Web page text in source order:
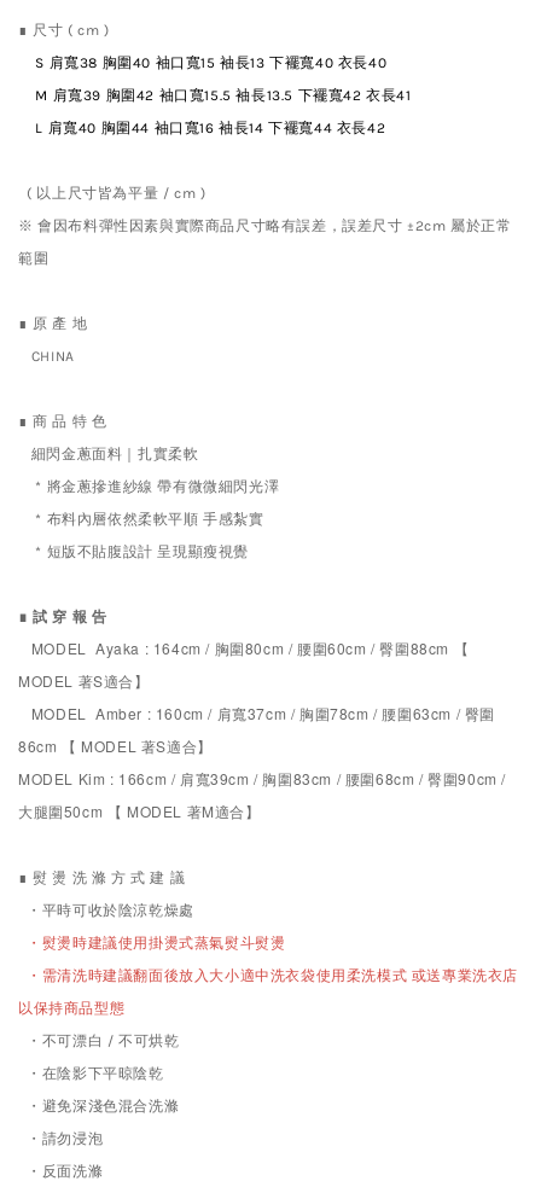
∎ 尺寸 ( cm )
S 肩寬38 胸圍40 袖口寬15 袖長13 下襬寬40 衣長40
M 肩寬39 胸圍42 袖口寬15.5 袖長13.5 下襬寬42衣長41
L 肩寬40 胸圍44 袖口寬16 袖長14 下襬寬44 衣長42
( 以上尺寸皆為平量 / cm )
※ 會因布料彈性因素與實際商品尺寸略有誤差，誤差尺寸 ±2cm 屬於正常
範圍
∎ 原 產 地
CHINA
∎ 商 品 特 色
細閃金蔥面料｜扎實柔軟
* 將金蔥摻進紗線 帶有微微細閃光澤
* 布料內層依然柔軟平順 手感紮實
* 短版不貼腹設計 呈現顯瘦視覺
∎ 試 穿 報 告
MODEL Ayaka : 164cm / 胸圍80cm / 腰圍60cm / 臀圍88cm 【
MODEL 著S適合】
MODEL Amber : 160cm / 肩寬37cm / 胸圍78cm / 腰圍63cm / 臀圍
86cm 【 MODEL 著S適合】
MODEL Kim : 166cm / 肩寬39cm / 胸圍83cm / 腰圍68cm / 臀圍90cm /
大腿圍50cm 【 MODEL 著M適合】
∎ 熨 燙 洗 滌 方 式 建 議
・平時可收於陰涼乾燥處
・熨燙時建議使用掛燙式蒸氣熨斗熨燙
・ 需清洗時建議翻面後放入大小適中洗衣袋使用柔洗模式 或送專業洗衣店
以保持商品型態
・不可漂白 / 不可烘乾
・在陰影下平晾陰乾
・避免深淺色混合洗滌
・請勿浸泡
・反面洗滌